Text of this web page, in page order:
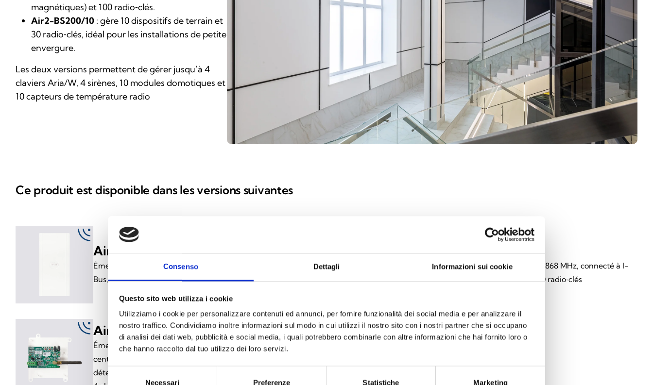
Consenso Dettagli Informazioni sui cookie
Questo sito web utilizza i cookie
Utilizziamo i cookie per personalizzare contenuti ed annunci, per fornire funzionalità dei social media e per analizzare il
nostro traffico. Condividiamo inoltre informazioni sul modo in cui utilizzi il nostro sito con i nostri partner che si occupano
di analisi dei dati web, pubblicità e social media, i quali potrebbero combinarle con altre informazioni che hai fornito loro o
che hanno raccolto dal tuo utilizzo dei loro servizi.
Selezione
Necessari Preferenze Statistiche Marketing
magnétiques) et 100 radio‑clés.
Air2-BS200/10 : gère 10 dispositifs de terrain et
30 radio‑clés, idéal pour les installations de petite
envergure.
Les deux versions permettent de gérer jusqu’à 4
claviers Aria/W, 4 sirènes, 10 modules domotiques et
10 capteurs de température radio
Ce produit est disponible dans les versions suivantes
Air2-BS200/50
Émetteur-récepteur bidirectionnel 868 MHz connecté à l’I-
Bus, jusqu’à 50 détecteurs et 100 radio‑clés.
Air2-BS200/10
Émetteur-récepteur (bidirectionnel) 868 MHz, connecté à I-
Bus, jusqu'à 10 détecteurs, jusqu’à 30 radio‑clés
Air2-BS200X
Émetteur‑récepteur (bidirectionnel) 868 MHz, pour les
centrales PrimeX. Il permet à la centrale de gérer, outre les
détecteurs, les contacts magnétiques et les radio‑clés, jusqu’à